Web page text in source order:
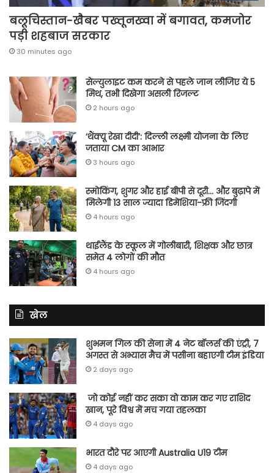
बलूचिस्तान-खैबर पख्तूनख्वा में बगावत, कमजोर
पड़ी शहबाज सरकार
30 minutes ago
सेल्युलाइट कम करने से पहले जान लीजिए ये 5
मिथ, तभी दिखेगा असली रिजल्ट
2 hours ago
‘थैंक्यू रेखा दीदी’: दिल्ली लक्ष्मी योजना के लिए
जताया CM का आभार
3 hours ago
स्मोकिंग, शुगर और हाई बीपी से दूरी… और बुढ़ापे में
मिलेगी 13 साल ज्यादा डिमेंशिया-फ्री जिंदगी
4 hours ago
थाईलैंड के स्कूल में गोलीबारी, शिक्षक और छात्र
समेत 4 लोगों की मौत
4 hours ago
खेल
शुभमन गिल की सेना में 4 नेट बॉलर्स की एंट्री, 7
अगस्त से अभ्यास मैच में पसीना बहाएगी टीम इंडिया
2 days ago
जो कोई नहीं कर सका वो काम कर गए राशिद
खान, पूरे विश्व में मच गया तहलका
4 days ago
भारत दौरे पर आएगी Australia U19 टीम
4 days ago